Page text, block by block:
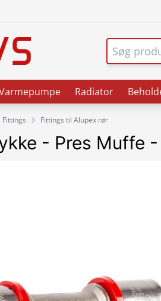
Radiator
Fittings Fittings til Alupex rør
- Pres Muffe